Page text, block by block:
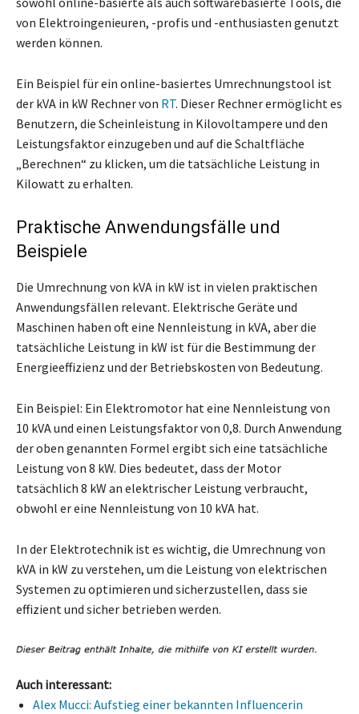
von Elektroingenieuren, -profis und -enthusiasten genutzt
werden können.
Ein Beispiel für ein online-basiertes Umrechnungstool ist
der kVA in kW Rechner von RT. Dieser Rechner ermöglicht es
Benutzern, die Scheinleistung in Kilovoltampere und den
Leistungsfaktor einzugeben und auf die Schaltfläche
„Berechnen“ zu klicken, um die tatsächliche Leistung in
Kilowatt zu erhalten.
Praktische Anwendungsfälle und
Beispiele
Die Umrechnung von kVA in kW ist in vielen praktischen
Anwendungsfällen relevant. Elektrische Geräte und
Maschinen haben oft eine Nennleistung in kVA, aber die
tatsächliche Leistung in kW ist für die Bestimmung der
Energieeffizienz und der Betriebskosten von Bedeutung.
Ein Beispiel: Ein Elektromotor hat eine Nennleistung von
10 kVA und einen Leistungsfaktor von 0,8. Durch Anwendung
der oben genannten Formel ergibt sich eine tatsächliche
Leistung von 8 kW. Dies bedeutet, dass der Motor
tatsächlich 8 kW an elektrischer Leistung verbraucht,
obwohl er eine Nennleistung von 10 kVA hat.
In der Elektrotechnik ist es wichtig, die Umrechnung von
kVA in kW zu verstehen, um die Leistung von elektrischen
Systemen zu optimieren und sicherzustellen, dass sie
effizient und sicher betrieben werden.
Auch interessant:
Alex Mucci: Aufstieg einer bekannten Influencerin